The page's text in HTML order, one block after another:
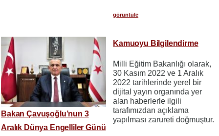
görüntüle
Bakan Çavuşoğlu’nun 3
Aralık Dünya Engelliler Günü
Kamuoyu Bilgilendirme
Milli Eğitim Bakanlığı olarak,
30 Kasım 2022 ve 1 Aralık
2022 tarihlerinde yerel bir
dijital yayın organında yer
alan haberlerle ilgili
tarafımızdan açıklama
yapılması zarureti doğmuştur.